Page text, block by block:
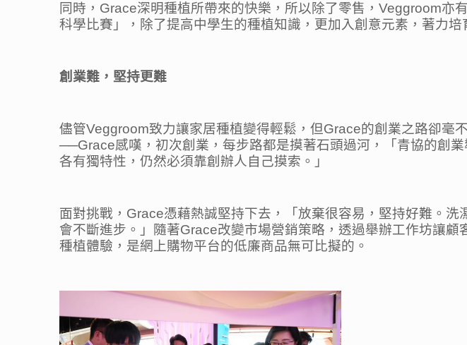
同時，Grace深明種植所帶來的快樂，所以除了零售，Veggroom
科學比賽」，除了提高中學生的種植知識，更加入創意元素，著力培
創業難，堅持更難
儘管Veggroom致力讓家居種植變得輕鬆，但Grace的創業之路卻毫
──Grace感嘆，初次創業，每步路都是摸著石頭過河，「青協的創
各有獨特性，仍然必須靠創辦人自己摸索。」
面對挑戰，Grace憑藉熱誠堅持下去，「放棄很容易，堅持好難。
會不斷進步。」隨著Grace改變市場營銷策略，透過舉辦工作坊讓
種植體驗，是網上購物平台的低廉商品無可比擬的。